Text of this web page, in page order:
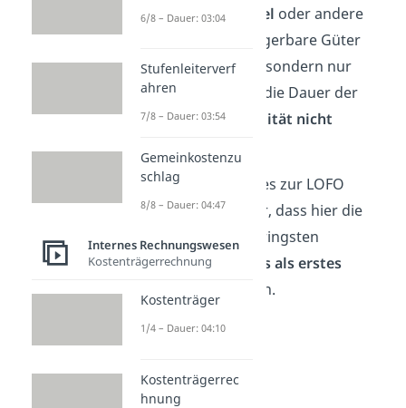
keine Lebensmittel oder andere
nicht dauerhaft lagerbare Güter
bewertet werden, sondern nur
Waren, bei denen die Dauer der
Lagerung die
Qualität nicht
Super, das war alles zur LOFO
Methode. Merk dir, dass hier die
Güter mit dem geringsten
Anschaffungspreis als erstes
verbraucht werden.
6/8 – Dauer: 03:04
Stufenleiterverf
ahren
7/8 – Dauer: 03:54
Gemeinkostenzu
schlag
8/8 – Dauer: 04:47
Internes Rechnungswesen
Kostenträgerrechnung
Kostenträger
1/4 – Dauer: 04:10
Kostenträgerrec
hnung